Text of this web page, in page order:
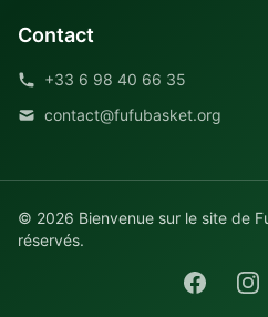
Contact
+33 6 98 40 66 35
contact@fufubasket.org
© 2026 Bienvenue sur le site de
réservés.
Facebook